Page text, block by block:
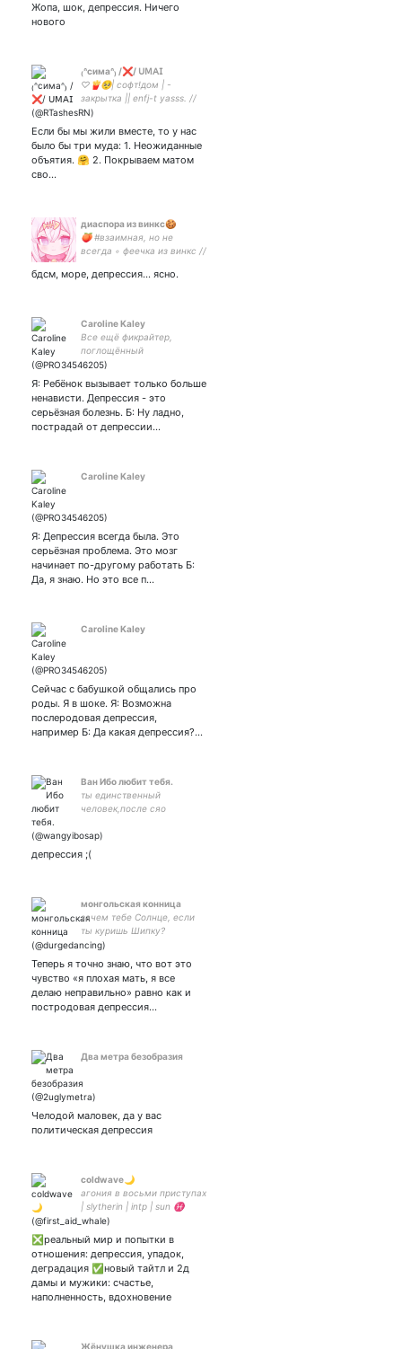
Жопа, шок, депрессия. Ничего
нового
₍ᐢсимаᐢ₎ /❌/ 𝖴𝖬𝖠𝖨
♡🍟🥺| софт!дом | -
закрытка || enfj-t yasss. //
самый умный парень 🤲🏻❤️
Если бы мы жили вместе, то у нас
было бы три муда: 1. Неожиданные
объятия. 🤗 2. Покрываем матом
сво…
диаспора из винкс🍪
🍑 #взаимная, но не
всегда ◦ феечка из винкс //
говорю то что думаю. |
каверов на укулеле | 🍑🧡
бдсм, море, депрессия... ясно.
Caroline Kaley
Все ещё фикрайтер,
поглощённый
импрофандомом Человек-
про то, как устроен мир |
Импровизация | The
Hatters | Marvel |
Сверхъестественное
Я: Ребёнок вызывает только больше
ненависти. Депрессия - это
серьёзная болезнь. Б: Ну ладно,
пострадай от депрессии…
Caroline Kaley
Я: Депрессия всегда была. Это
серьёзная проблема. Это мозг
начинает по-другому работать Б:
Да, я знаю. Но это все п…
Caroline Kaley
Сейчас с бабушкой общались про
роды. Я в шоке. Я: Возможна
послеродовая депрессия,
например Б: Да какая депрессия?…
Ван Ибо любит тебя.
ты единственный
человек,после сяо
покатать на своем
мотоцикле.
депрессия ;(
монгольская конница
зачем тебе Солнце, если
ты куришь Шипку?
Теперь я точно знаю, что вот это
чувство «я плохая мать, я все
делаю неправильно» равно как и
постродовая депрессия…
Два метра безобразия
Челодой маловек, да у вас
политическая депрессия
coldwave🌙
агония в восьми приступах
| slytherin | intp | sun ♓
moon ♈ rising ♍ юп:
❎реальный мир и попытки в
отношения: депрессия, упадок,
деградация ✅новый тайтл и 2д
дамы и мужики: счастье,
наполненность, вдохновение
Жёнушка инженера